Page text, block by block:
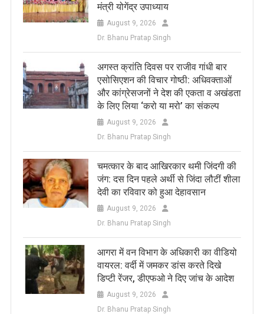
मंत्री योगेंद्र उपाध्याय
August 9, 2026
Dr. Bhanu Pratap Singh
अगस्त क्रांति दिवस पर राजीव गांधी बार
एसोसिएशन की विचार गोष्ठी: अधिवक्ताओं
और कांग्रेसजनों ने देश की एकता व अखंडता
के लिए लिया ‘करो या मरो’ का संकल्प
August 9, 2026
Dr. Bhanu Pratap Singh
चमत्कार के बाद आखिरकार थमी जिंदगी की
जंग: दस दिन पहले अर्थी से जिंदा लौटीं शीला
देवी का रविवार को हुआ देहावसान
August 9, 2026
Dr. Bhanu Pratap Singh
आगरा में वन विभाग के अधिकारी का वीडियो
वायरल: वर्दी में जमकर डांस करते दिखे
डिप्टी रेंजर, डीएफओ ने दिए जांच के आदेश
August 9, 2026
Dr. Bhanu Pratap Singh